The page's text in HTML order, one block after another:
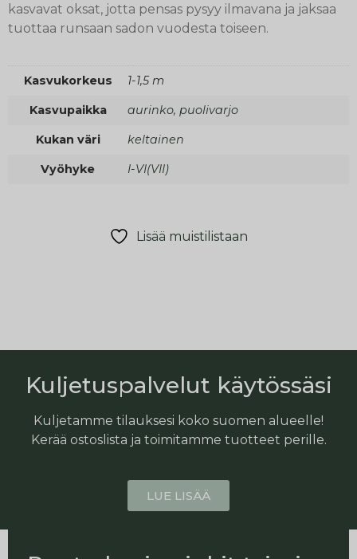
kasvavat oksat, jotta pensas pysyy ilmavana ja jaksaa
tuottaa runsaan sadon vuodesta toiseen.
Kasvukorkeus 1-1,5 m
Kasvupaikka aurinko, puolivarjo
Kukan väri keltainen
Vyöhyke I-VI(VII)
Lisää muistilistaan
Kuljetuspalvelut käytössäsi
Kuljetamme tilauksesi koko suomen alueelle!
Kerää ostoslista ja toimitamme tuotteet perille.
LUE LISÄÄ